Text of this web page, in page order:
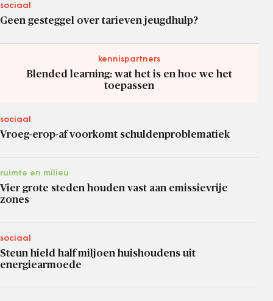
sociaal
Geen gesteggel over tarieven jeugdhulp?
kennispartners
Blended learning: wat het is en hoe we het
toepassen
sociaal
Vroeg-erop-af voorkomt schuldenproblematiek
ruimte en milieu
Vier grote steden houden vast aan emissievrije
zones
sociaal
Steun hield half miljoen huishoudens uit
energiearmoede